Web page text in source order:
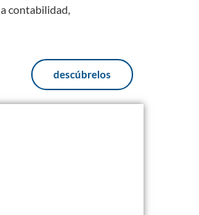
contabilidad,
descúbrelos